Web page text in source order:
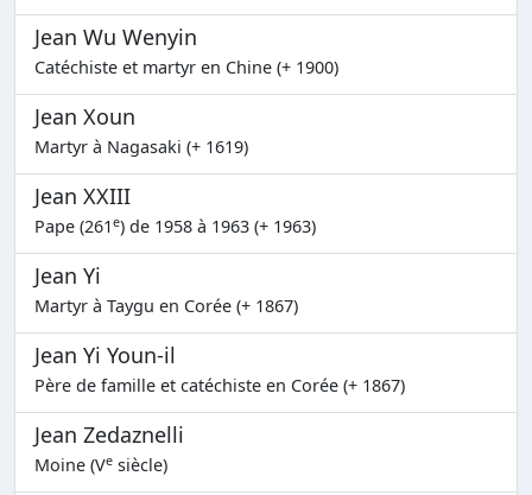
Jean Wu Wenyin
Catéchiste et martyr en Chine (+ 1900)
Jean Xoun
Martyr à Nagasaki (+ 1619)
Jean XXIII
Pape (261e) de 1958 à 1963 (+ 1963)
Jean Yi
Martyr à Taygu en Corée (+ 1867)
Jean Yi Youn-il
Père de famille et catéchiste en Corée (+ 1867)
Jean Zedaznelli
Moine (Ve siècle)